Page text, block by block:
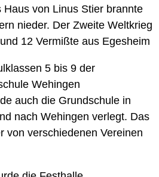
von Linus Stier brannte
nieder. Der Zweite Weltkrieg
12 Vermißte aus Egesheim
5 bis 9 der
Wehingen
auch die Grundschule in
nach Wehingen verlegt. Das
von verschiedenen Vereinen